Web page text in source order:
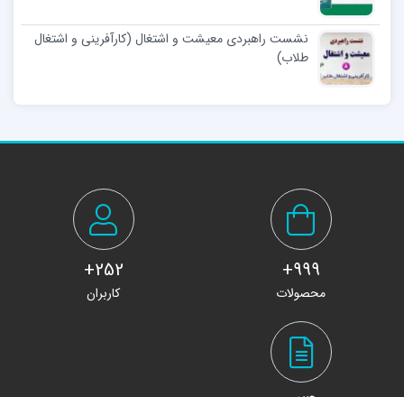
نشست راهبردی معیشت و اشتغال (کارآفرینی و اشتغال
طلاب)
999+
محصولات
252+
کاربران